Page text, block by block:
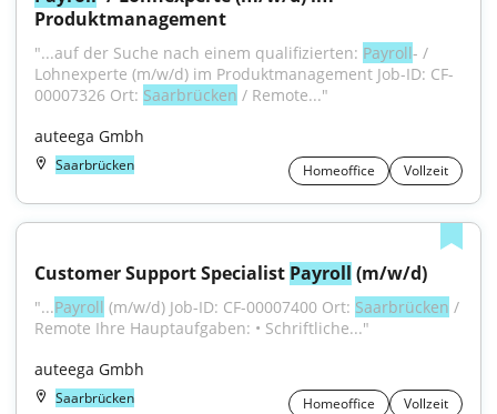
Produktmanagement
"...auf der Suche nach einem qualifizierten: Payroll- /
Lohnexperte (m/w/d) im Produktmanagement Job-ID: CF-
00007326 Ort: Saarbrücken / Remote..."
auteega Gmbh
Saarbrücken Homeoffice Vollzeit
Customer Support Specialist Payroll (m/w/d)
"...Payroll (m/w/d) Job-ID: CF-00007400 Ort: Saarbrücken /
Remote Ihre Hauptaufgaben: • Schriftliche..."
auteega Gmbh
Saarbrücken Homeoffice Vollzeit